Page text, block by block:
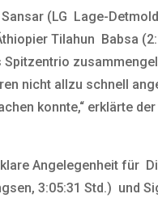
(LG Lage-
Tilahun Babsa
Spitzentrio
nicht allzu schnell
konnte,“ erklärte
Angelegenheit für
3:05:31 Std.) und